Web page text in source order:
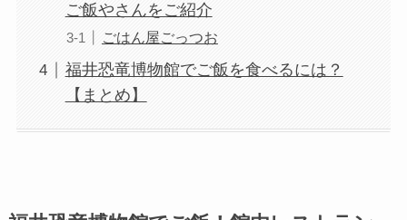
ご飯やさんをご紹介
ごはん屋ごっつお
福井恐竜博物館でご飯を食べるには？
【まとめ】